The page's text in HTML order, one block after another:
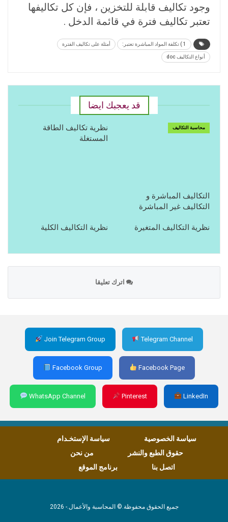
وجود تكاليف قابلة للتخزين ، فإن کل تکاليفها
تعتبر تكاليف فترة في قائمة الدخل .
1 ) تكلفة المواد المباشرة تعتبر: أمثلة على تكاليف الفترة
أنواع التكاليف doc
قد يعجبك ايضا
محاسبة التكاليف
التكاليف المباشرة و
التكاليف غير المباشرة
نظرية تكاليف الطاقة
المستغلة
نظرية التكاليف المتغيرة نظرية التكاليف الكلية
اترك تعليقا
Join Telegram Group Telegram Channel
Facebook Group Facebook Page
WhatsApp Channel Pinterest LinkedIn
سياسة الخصوصية
سياسة الإستخـدام
حقوق الطبع والنشر
من نحن
اتصل بنا
برنامج الموقع
جميع الحقوق محفوظة.© المحاسبة والأعمال.- 2026